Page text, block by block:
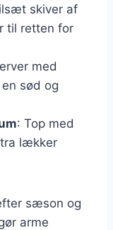
skiver af
til retten for
med
sød og
: Top med
lækker
sæson og
arme